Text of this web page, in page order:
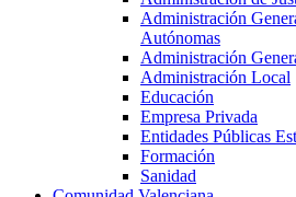
Administración
Autónomas
Administración
Administración Local
Educación
Empresa Privada
Entidades Públicas
Formación
Sanidad